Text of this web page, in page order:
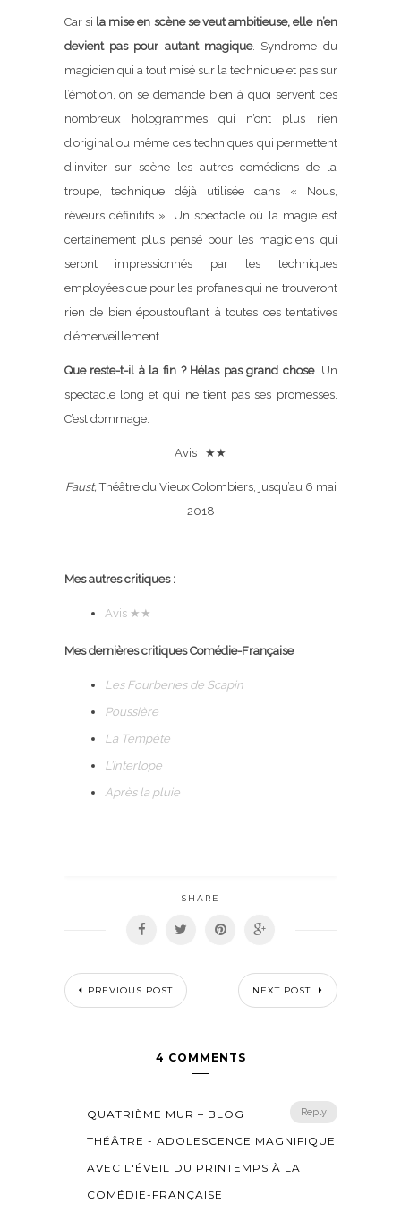
Car si la mise en scène se veut ambitieuse, elle n’en
devient pas pour autant magique. Syndrome du
magicien qui a tout misé sur la technique et pas sur
l’émotion, on se demande bien à quoi servent ces
nombreux hologrammes qui n’ont plus rien
d’original ou même ces techniques qui permettent
d’inviter sur scène les autres comédiens de la
troupe, technique déjà utilisée dans « Nous,
rêveurs définitifs ». Un spectacle où la magie est
certainement plus pensé pour les magiciens qui
seront impressionnés par les techniques
employées que pour les profanes qui ne trouveront
rien de bien époustouflant à toutes ces tentatives
d’émerveillement.
Que reste-t-il à la fin ? Hélas pas grand chose. Un
spectacle long et qui ne tient pas ses promesses.
C’est dommage.
Avis : ★★
Faust,Théâtre du Vieux Colombiers, jusqu’au 6 mai
2018
Mes autres critiques :
Avis ★ ★
Mes dernières critiques Comédie-Française
Les Fourberies de Scapin
Poussière
La Tempête
L’Interlope
Après la pluie
SHARE
PREVIOUS POST NEXT POST
4 COMMENTS
Reply
QUATRIÈME MUR – BLOG
THÉÂTRE - ADOLESCENCE MAGNIFIQUE
AVEC L'ÉVEIL DU PRINTEMPS À LA
COMÉDIE-FRANÇAISE